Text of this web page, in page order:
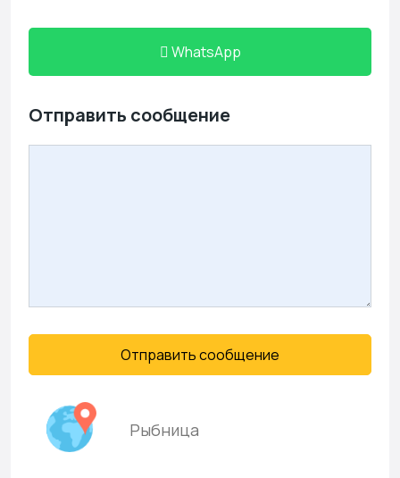
WhatsApp
Отправить сообщение
Отправить сообщение
Рыбница